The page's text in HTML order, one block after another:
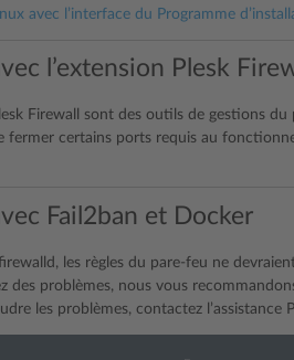
avec l’interface du Programme
l’extension Plesk
Firewall sont des outils de gestions
fermer certains ports requis au
Fail2ban et Docker
les règles du pare-feu ne
des problèmes, nous vous
les problèmes, contactez l’assistance